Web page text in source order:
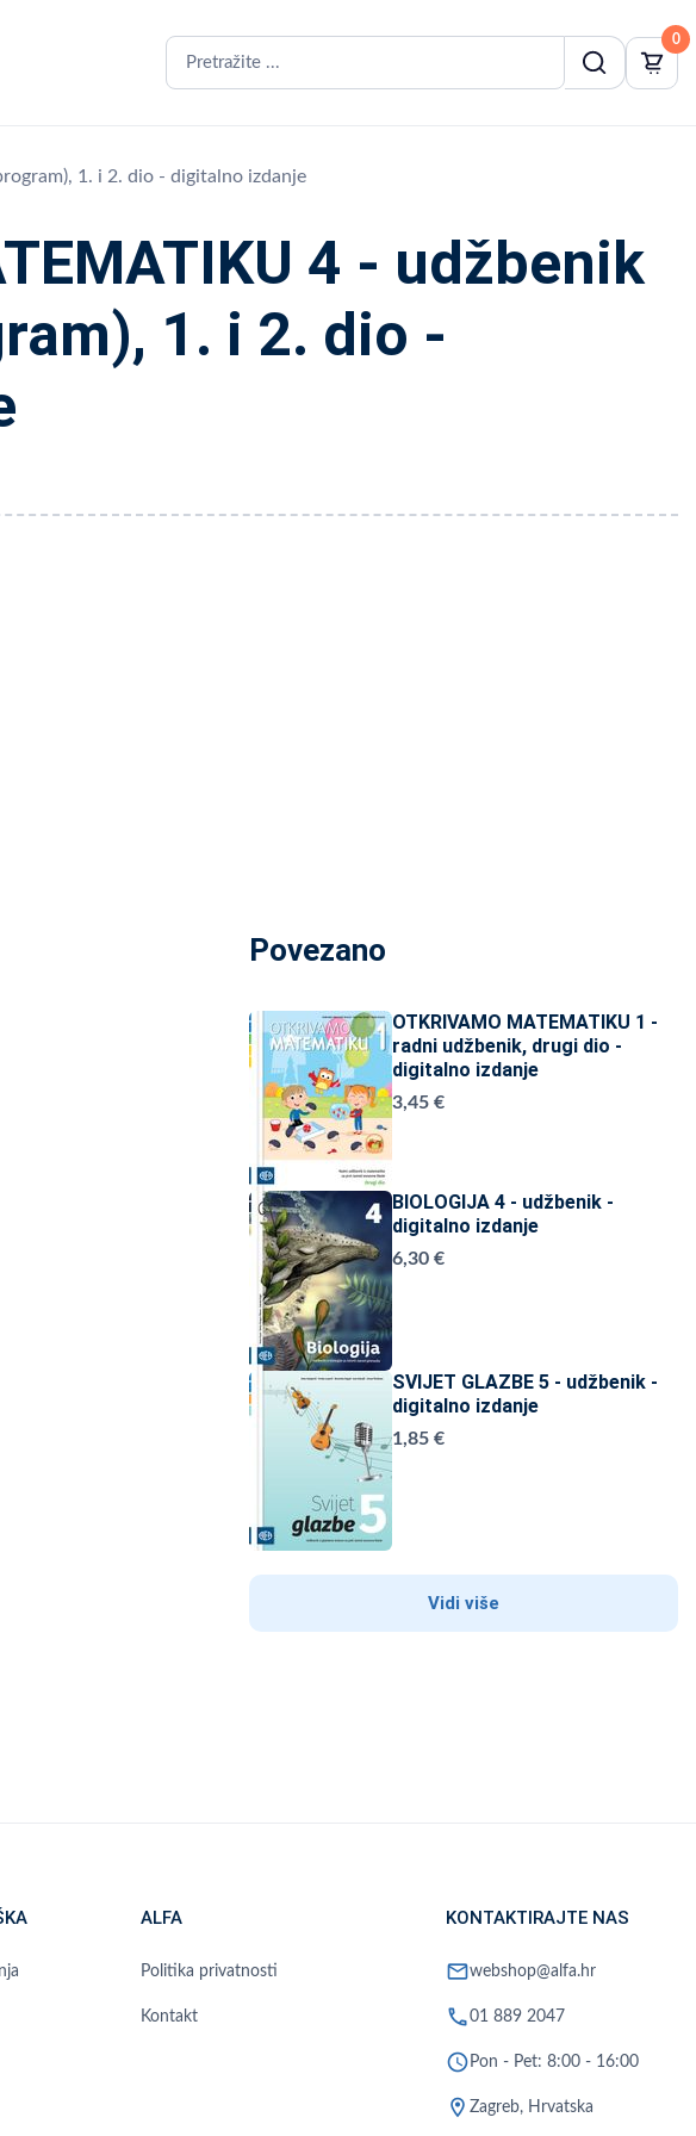
0
1. i 2. dio - digitalno izdanje
4 - udžbenik
1. i 2. dio -
Povezano
OTKRIVAMO MATEMATIKU 1 -
radni udžbenik, drugi dio -
digitalno izdanje
3,45 €
BIOLOGIJA 4 - udžbenik -
digitalno izdanje
6,30 €
SVIJET GLAZBE 5 - udžbenik -
digitalno izdanje
1,85 €
Vidi više
ALFA
Politika privatnosti
Kontakt
KONTAKTIRAJTE NAS
mailwebshop@alfa.hr
phone01 889 2047
schedule Pon - Pet: 8:00 - 16:00
location_on Zagreb, Hrvatska